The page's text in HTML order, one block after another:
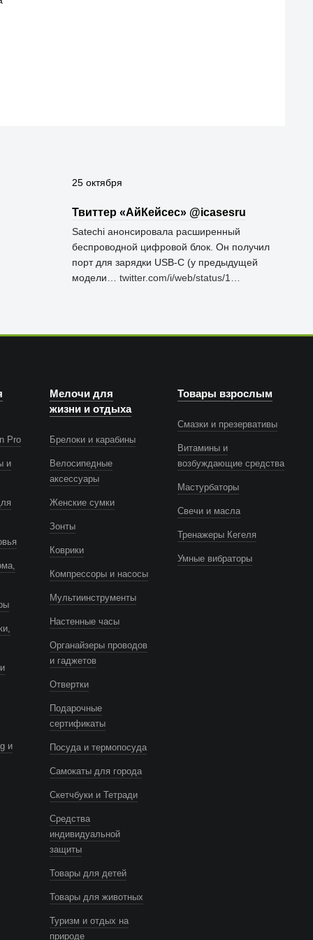
25 октября
Твиттер «АйКейсес» ‏@icasesru
Satechi анонсировала расширенный
беспроводной цифровой блок. Он получил
порт для зарядки USB-C (у предыдущей
модели… twitter.com/i/web/status/1…
Pro
и
и
Мелочи для
жизни и отдыха
Брелоки и карабины
Велосипедные
аксессуары
Женские сумки
Зонты
Коврики
Компрессоры и насосы
Мультиинструменты
Настенные часы
Органайзеры проводов
и гаджетов
Отвертки
Подарочные
сертификаты
Посуда и термопосуда
Самокаты для города
Скетчбуки и Тетради
Средства
индивидуальной
защиты
Товары для детей
Товары для животных
Туризм и отдых на
природе
Товары взрослым
Смазки и презервативы
Витамины и
возбуждающие средства
Мастурбаторы
Свечи и масла
Тренажеры Кегеля
Умные вибраторы